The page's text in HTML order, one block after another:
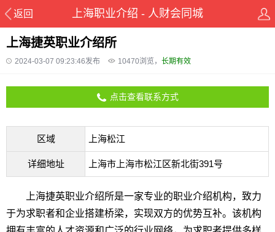
上海捷英职业介绍所
2024-03-07 09:23:46发布 10470浏览， 长期有效
点击查看联系方式
区域 上海松江
详细地址 上海市上海市松江区新北街391号
上海捷英职业介绍所是一家专业的职业介绍机构，致力
于为求职者和企业搭建桥梁，实现双方的优势互补。该机构
返回 上海职业介绍 - 人财会同城